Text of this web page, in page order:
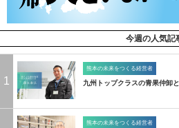
今週の人気記
1
熊本の未来をつくる経営者
九州トップクラスの青果仲卸
熊本の未来をつくる経営者